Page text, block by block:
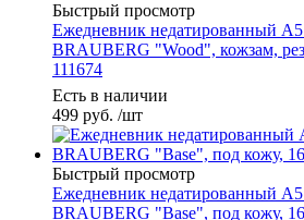
Быстрый просмотр
Ежедневник недатированный
BRAUBERG "Wood", кожзам,
111674
Есть в наличии
499 руб. /шт
Быстрый просмотр
Ежедневник недатированный
BRAUBERG "Base", под кожу,